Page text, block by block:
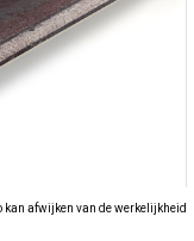
kan afwijken van de werkelijkheid